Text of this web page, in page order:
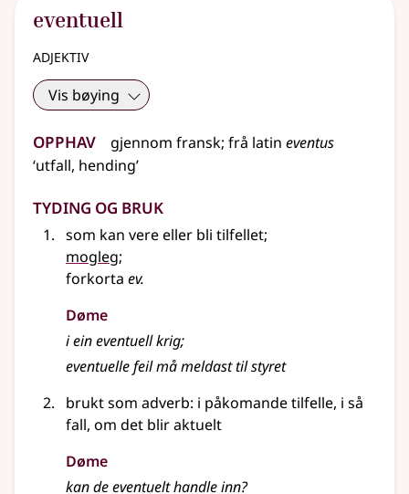
eventuell
adjektiv
Vis bøying
Opphav gjennom fransk; frå latin eventus
‘utfall, hending’
Tyding og bruk
som kan vereeller bli tilfellet;
mogleg;
forkorta ev.
Døme
i ein eventuell krig;
eventuelle feil må meldast til styret
brukt som adverb: i påkomande tilfelle, i så
fall, om det blir aktuelt
Døme
kan de eventuelt handle inn?